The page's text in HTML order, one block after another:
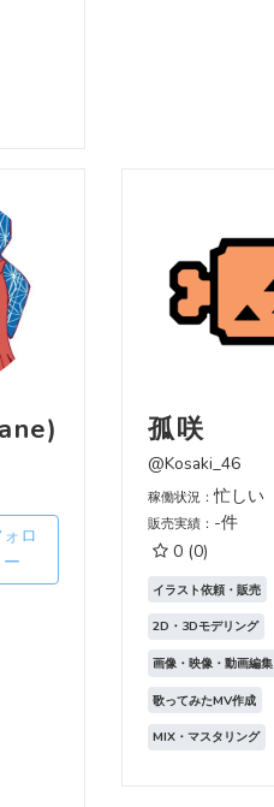
ロ
ー
孤咲
@Kosaki_46
稼働状況：忙しい
販売実績： -件
0 (0)
イラスト依頼・販売
2D・3Dモデリング
画像・映像・動画編集
歌ってみたMV作成
MIX・マスタリング